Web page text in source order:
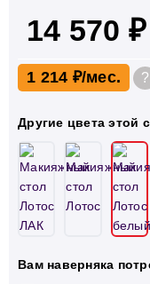
14 570 ₽
1 214 ₽ ?
Другие цвета этой
Вам наверняка